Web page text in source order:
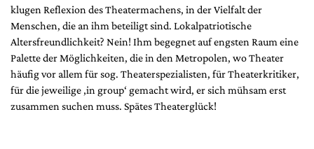
klugen Reflexion des Theatermachens, in der Vielfalt der
Menschen, die an ihm beteiligt sind. Lokalpatriotische
Altersfreundlichkeit? Nein! Ihm begegnet auf engsten Raum eine
Palette der Möglichkeiten, die in den Metropolen, wo Theater
häufig vor allem für sog. Theaterspezialisten, für Theaterkritiker,
für die jeweilige ‚in group‘ gemacht wird, er sich mühsam erst
zusammen suchen muss. Spätes Theaterglück!